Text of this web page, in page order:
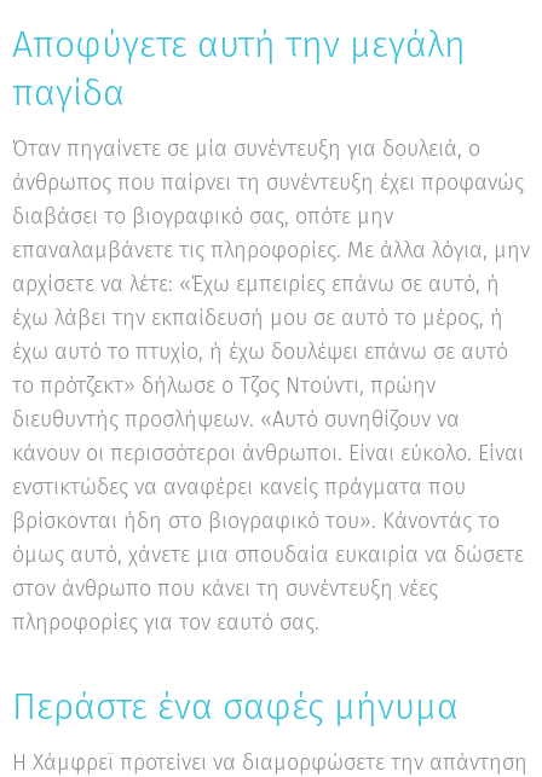
Αποφύγετε αυτή την μεγάλη
παγίδα
Όταν πηγαίνετε σε μία συνέντευξη για δουλειά, ο
άνθρωπος που παίρνει τη συνέντευξη έχει προφανώς
διαβάσει το βιογραφικό σας, οπότε μην
επαναλαμβάνετε τις πληροφορίες. Με άλλα λόγια, μην
αρχίσετε να λέτε: «Έχω εμπειρίες επάνω σε αυτό, ή
έχω λάβει την εκπαίδευσή μου σε αυτό το μέρος, ή
έχω αυτό το πτυχίο, ή έχω δουλέψει επάνω σε αυτό
το πρότζεκτ» δήλωσε ο Τζος Ντούντι, πρώην
διευθυντής προσλήψεων. «Αυτό συνηθίζουν να
κάνουν οι περισσότεροι άνθρωποι. Είναι εύκολο. Είναι
ενστικτώδες να αναφέρει κανείς πράγματα που
βρίσκονται ήδη στο βιογραφικό του». Κάνοντάς το
όμως αυτό, χάνετε μια σπουδαία ευκαιρία να δώσετε
στον άνθρωπο που κάνει τη συνέντευξη νέες
πληροφορίες για τον εαυτό σας.
Περάστε ένα σαφές μήνυμα
Η Χάμφρεϊ προτείνει να διαμορφώσετε την απάντηση